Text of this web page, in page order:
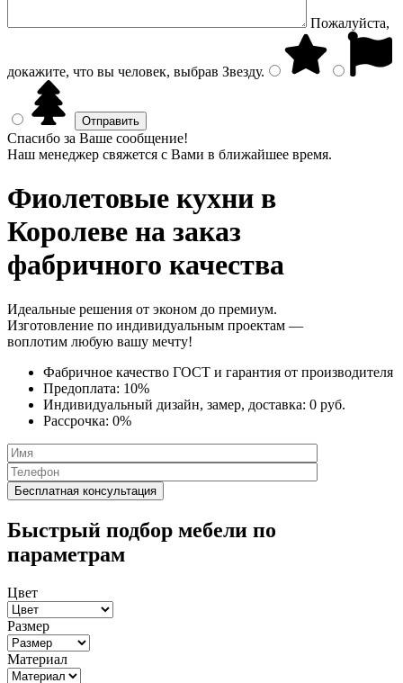
Пожалуйста,
докажите, что вы человек, выбрав Звезду.
Спасибо за Ваше сообщение!
Наш менеджер свяжется с Вами в ближайшее время.
Фиолетовые кухни в
Королеве на заказ
фабричного качества
Идеальные решения от эконом до премиум.
Изготовление по индивидуальным проектам —
воплотим любую вашу мечту!
Фабричное качество ГОСТ и гарантия от производителя
Предоплата: 10%
Индивидуальный дизайн, замер, доставка: 0 руб.
Рассрочка: 0%
Быстрый подбор мебели по
параметрам
Цвет
Размер
Материал